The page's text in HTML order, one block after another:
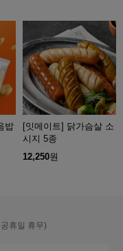
밥
[잇메이트] 닭가슴살 소
시지 5종
12,250원
휴일 휴무)